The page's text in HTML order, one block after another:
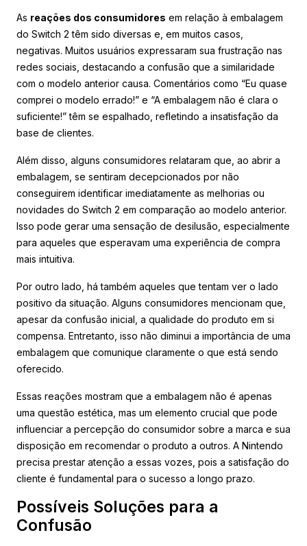
As reações dos consumidores em relação à embalagem
do Switch 2 têm sido diversas e, em muitos casos,
negativas. Muitos usuários expressaram sua frustração nas
redes sociais, destacando a confusão que a similaridade
com o modelo anterior causa. Comentários como “Eu quase
comprei o modelo errado!” e “A embalagem não é clara o
suficiente!” têm se espalhado, refletindo a insatisfação da
base de clientes.
Além disso, alguns consumidores relataram que, ao abrir a
embalagem, se sentiram decepcionados por não
conseguirem identificar imediatamente as melhorias ou
novidades do Switch 2 em comparação ao modelo anterior.
Isso pode gerar uma sensação de desilusão, especialmente
para aqueles que esperavam uma experiência de compra
mais intuitiva.
Por outro lado, há também aqueles que tentam ver o lado
positivo da situação. Alguns consumidores mencionam que,
apesar da confusão inicial, a qualidade do produto em si
compensa. Entretanto, isso não diminui a importância de uma
embalagem que comunique claramente o que está sendo
oferecido.
Essas reações mostram que a embalagem não é apenas
uma questão estética, mas um elemento crucial que pode
influenciar a percepção do consumidor sobre a marca e sua
disposição em recomendar o produto a outros. A Nintendo
precisa prestar atenção a essas vozes, pois a satisfação do
cliente é fundamental para o sucesso a longo prazo.
Possíveis Soluções para a
Confusão